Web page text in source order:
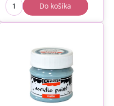
Do košíka